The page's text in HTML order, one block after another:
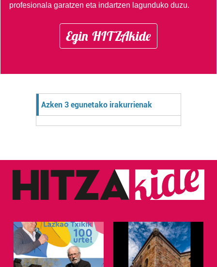
profesionala garatzen eta indartzen lagunduko duzu.
Egin HITZAkide
Azken 3 egunetako irakurrienak